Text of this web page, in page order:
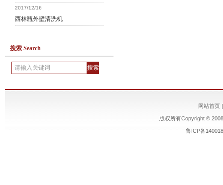
2017/12/16
西林瓶外壁清洗机
搜索 Search
网站首页
版权所有Copyright ©
鲁ICP备